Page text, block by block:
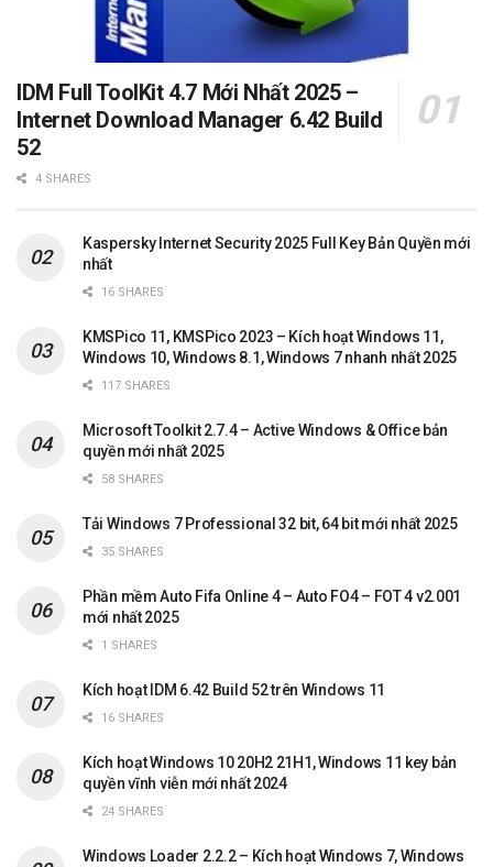
IDM Full ToolKit 4.7 Mới Nhất 2025 –
Internet Download Manager 6.42 Build
52
4 SHARES
Kaspersky Internet Security 2025 Full Key Bản Quyền mới
nhất
16 SHARES
KMSPico 11, KMSPico 2023 – Kích hoạt Windows 11,
Windows 10, Windows 8.1, Windows 7 nhanh nhất 2025
117 SHARES
Microsoft Toolkit 2.7.4 – Active Windows & Office bản
quyền mới nhất 2025
58 SHARES
Tải Windows 7 Professional 32 bit, 64 bit mới nhất 2025
35 SHARES
Phần mềm Auto Fifa Online 4 – Auto FO4 – FOT 4 v2.001
mới nhất 2025
1 SHARES
Kích hoạt IDM 6.42 Build 52 trên Windows 11
16 SHARES
Kích hoạt Windows 10 20H2 21H1, Windows 11 key bản
quyền vĩnh viễn mới nhất 2024
24 SHARES
Windows Loader 2.2.2 – Kích hoạt Windows 7, Windows